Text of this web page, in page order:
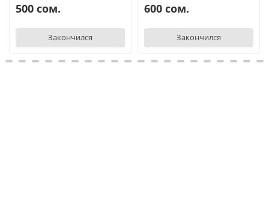
500 сом.
Закончился
600 сом.
Закончился